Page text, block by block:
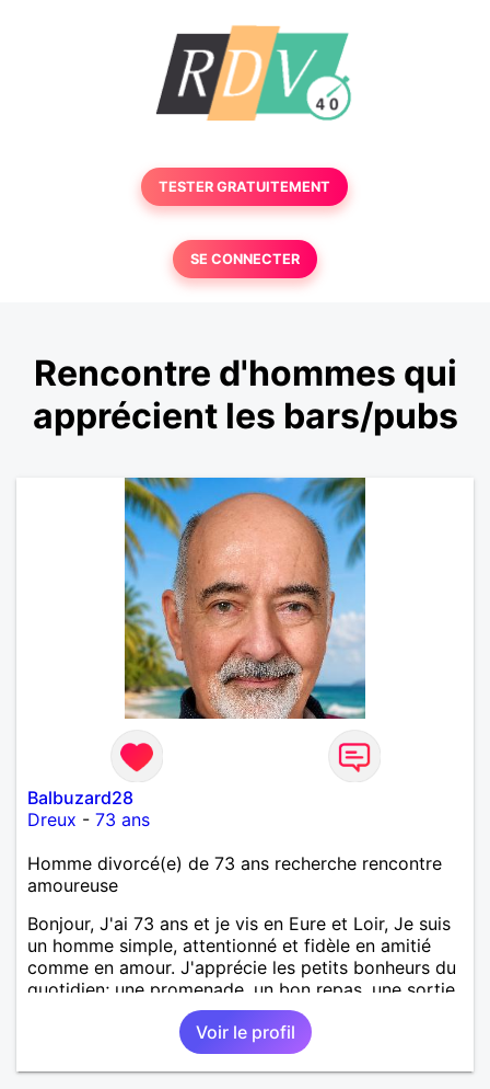
TESTER GRATUITEMENT
SE CONNECTER
Rencontre d'hommes qui
apprécient les bars/pubs
Balbuzard28
Dreux - 73 ans
Homme divorcé(e) de 73 ans recherche rencontre
amoureuse
Bonjour, J'ai 73 ans et je vis en Eure et Loir, Je suis
un homme simple, attentionné et fidèle en amitié
comme en amour. J'apprécie les petits bonheurs du
quotidien; une promenade, un bon repas, une sortie,
une discision agréable ou un moment de détente à
deux. Je souhaite rencontrer une femme douce,
honnête et bienveillante, avec qui partager des
moments de complicité, de rire et de confiance. Je
Voir le profil